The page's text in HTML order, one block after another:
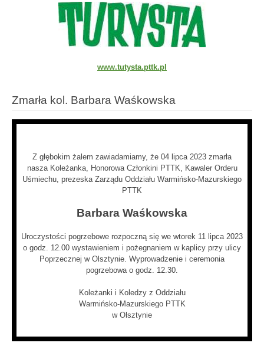
www.tutysta.pttk.pl
Zmarła kol. Barbara Waśkowska
Z głębokim żalem zawiadamiamy, że 04 lipca 2023 zmarła
nasza Koleżanka, Honorowa Członkini PTTK, Kawaler Orderu
Uśmiechu, prezeska Zarządu Oddziału Warmińsko-Mazurskiego
PTTK
Barbara Waśkowska
Uroczystości pogrzebowe rozpoczną się we wtorek 11 lipca 2023
o godz. 12.00 wystawieniem i pożegnaniem w kaplicy przy ulicy
Poprzecznej w Olsztynie. Wyprowadzenie i ceremonia
pogrzebowa o godz. 12.30.
Koleżanki i Koledzy z Oddziału
Warmińsko-Mazurskiego PTTK
w Olsztynie